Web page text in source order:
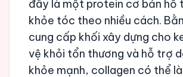
đây là một protein cơ bản hỗ
khỏe tóc theo nhiều cách.
cung cấp khối xây dựng cho
vệ khỏi tổn thương và hỗ trợ
khỏe mạnh, collagen có thể